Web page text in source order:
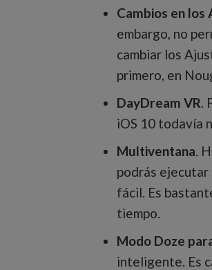
Cambios en los
embargo, no
cambiar los
primero, en
DayDream VR.
iOS 10 todavía
Multiventana.
podrás ejecutar
fácil. Es
tiempo.
Modo Doze
inteligente. Es